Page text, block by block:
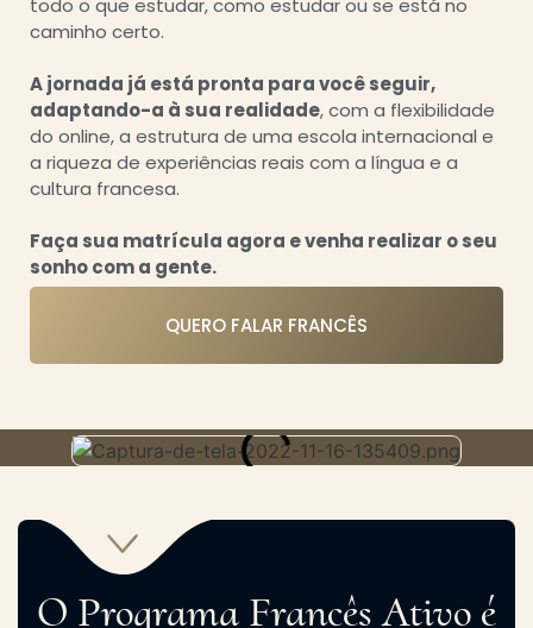
todo o que estudar, como estudar ou se está no
caminho certo.
A jornada já está pronta para você seguir,
adaptando-a à sua realidade, com a flexibilidade
do online, a estrutura de uma escola internacional e
a riqueza de experiências reais com a língua e a
cultura francesa.
Faça sua matrícula agora e venha realizar o seu
sonho com a gente.
QUERO FALAR FRANCÊS
O Programa Francês Ativo é